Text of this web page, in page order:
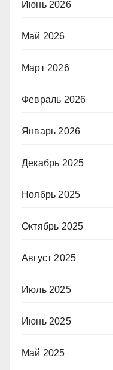
Июнь 2026
Май 2026
Март 2026
Февраль 2026
Январь 2026
Декабрь 2025
Ноябрь 2025
Октябрь 2025
Август 2025
Июль 2025
Июнь 2025
Май 2025